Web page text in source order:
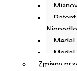
Medal
Medal
Zmiany